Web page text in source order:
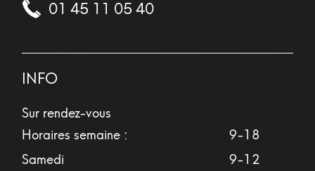
01 45 11 05 40
INFO
Sur rendez-vous
Horaires semaine :
9-18
Samedi
9-12